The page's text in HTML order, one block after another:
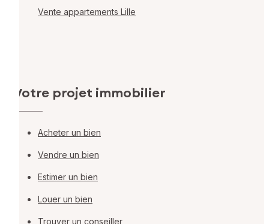
Vente appartements Lille
Votre projet immobilier
Acheter un bien
Vendre un bien
Estimer un bien
Louer un bien
Trouver un conseiller